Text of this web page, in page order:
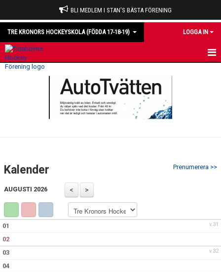
BLI MEDLEM I STAN'S BÄSTA FÖRENING
TRE KRONORS HOCKEYSKOLA (FÖDDA 17-18-19) LOGGA IN
KONTAKT
Prenumerera >>
Kalender
AUGUSTI 2026
v.31
01
02
v.32
03
04